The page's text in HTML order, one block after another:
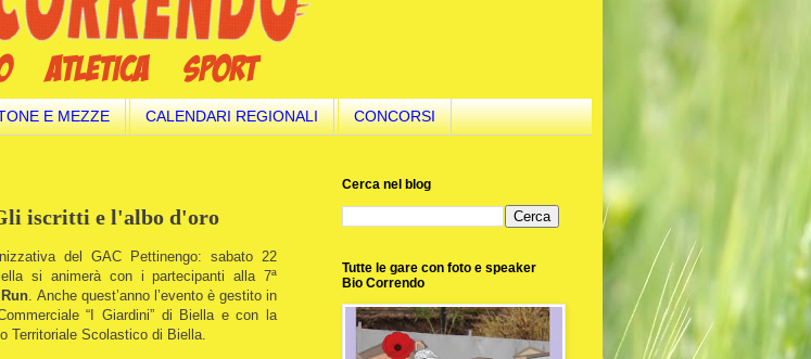
E MEZZE CALENDARI REGIONALI CONCORSI
iscritti e l'albo d'oro
del GAC Pettinengo: sabato 22
si animerà con i partecipanti alla 7ª
Anche quest’anno l’evento è gestito in
“I Giardini” di Biella e con la
Territoriale Scolastico di Biella.
Cerca nel blog
Tutte le gare con foto e speaker
Bio Correndo